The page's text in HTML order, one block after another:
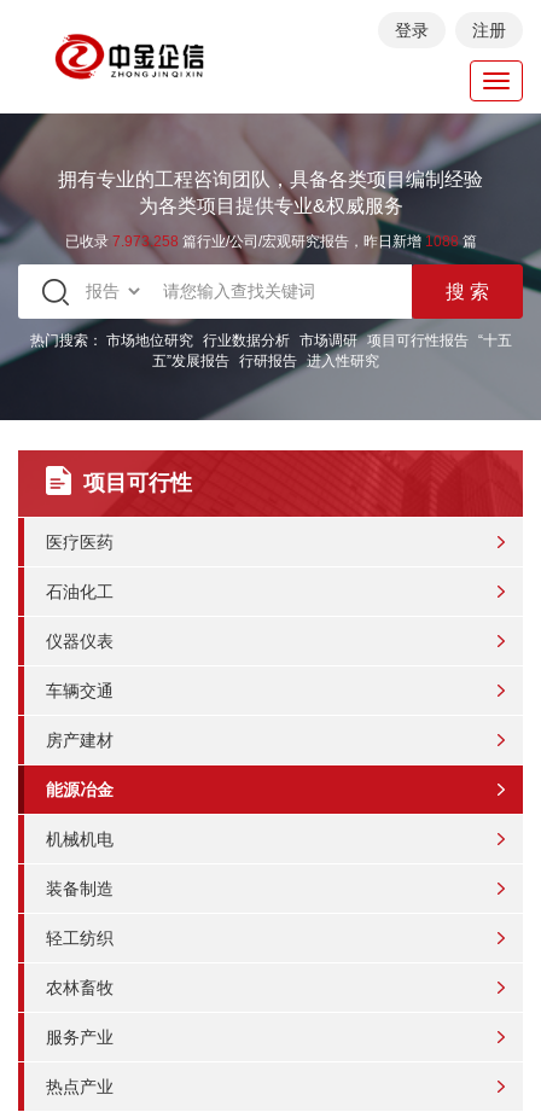
登录 注册
拥有专业的工程咨询团队，具备各类项目编制经验
为各类项目提供专业&权威服务
已收录 7.973.258 篇行业/公司/宏观研究报告，昨日新增 1088篇
热门搜索： 市场地位研究 行业数据分析 市场调研 项目可行性报告
“十五
五”发展报告 行研报告 进入性研究
项目可行性
医疗医药
石油化工
仪器仪表
车辆交通
房产建材
能源冶金
机械机电
装备制造
轻工纺织
农林畜牧
服务产业
热点产业